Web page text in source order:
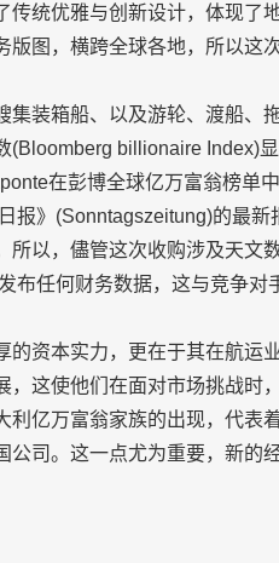
传统优雅与创新设计，体现了
版图，横跨全球各地，所以这
集装箱船、以及游轮、渡船、
(Bloomberg billionaire Index)
在彭博全球亿万富翁榜单
报》(Sonntagszeitung)的最
所以，儘管这次收购涉及天文
布任何财务数据，这与竞争对
的资本实力，更在于其在航运
这使他们在面对市场挑战时
利亿万富翁家族的出现，代表
公司。这一点尤为重要，新的